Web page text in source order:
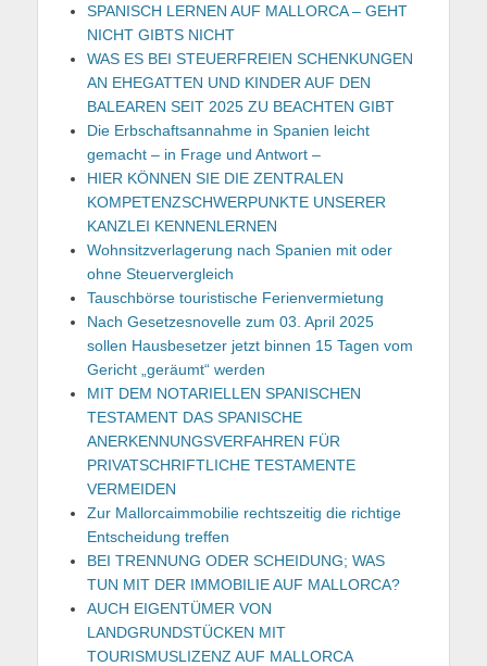
SPANISCH LERNEN AUF MALLORCA – GEHT
NICHT GIBTS NICHT
WAS ES BEI STEUERFREIEN SCHENKUNGEN
AN EHEGATTEN UND KINDER AUF DEN
BALEAREN SEIT 2025 ZU BEACHTEN GIBT
Die Erbschaftsannahme in Spanien leicht
gemacht – in Frage und Antwort –
HIER KÖNNEN SIE DIE ZENTRALEN
KOMPETENZSCHWERPUNKTE UNSERER
KANZLEI KENNENLERNEN
Wohnsitzverlagerung nach Spanien mit oder
ohne Steuervergleich
Tauschbörse touristische Ferienvermietung
Nach Gesetzesnovelle zum 03. April 2025
sollen Hausbesetzer jetzt binnen 15 Tagen vom
Gericht „geräumt“ werden
MIT DEM NOTARIELLEN SPANISCHEN
TESTAMENT DAS SPANISCHE
ANERKENNUNGSVERFAHREN FÜR
PRIVATSCHRIFTLICHE TESTAMENTE
VERMEIDEN
Zur Mallorcaimmobilie rechtszeitig die richtige
Entscheidung treffen
BEI TRENNUNG ODER SCHEIDUNG; WAS
TUN MIT DER IMMOBILIE AUF MALLORCA?
AUCH EIGENTÜMER VON
LANDGRUNDSTÜCKEN MIT
TOURISMUSLIZENZ AUF MALLORCA